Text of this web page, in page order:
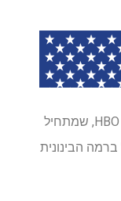
בארה"ב, הג'ירו ד'איטליה 2026 יהיה ב-HBO Max, שמתחיל
ברמה הבינונית